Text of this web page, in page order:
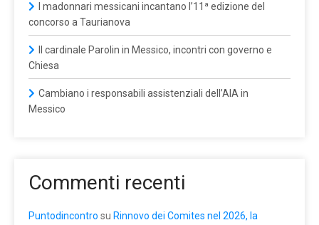
I madonnari messicani incantano l’11ª edizione del
concorso a Taurianova
Il cardinale Parolin in Messico, incontri con governo e
Chiesa
Cambiano i responsabili assistenziali dell’AIA in
Messico
Commenti recenti
Puntodincontro su Rinnovo dei Comites nel 2026, la